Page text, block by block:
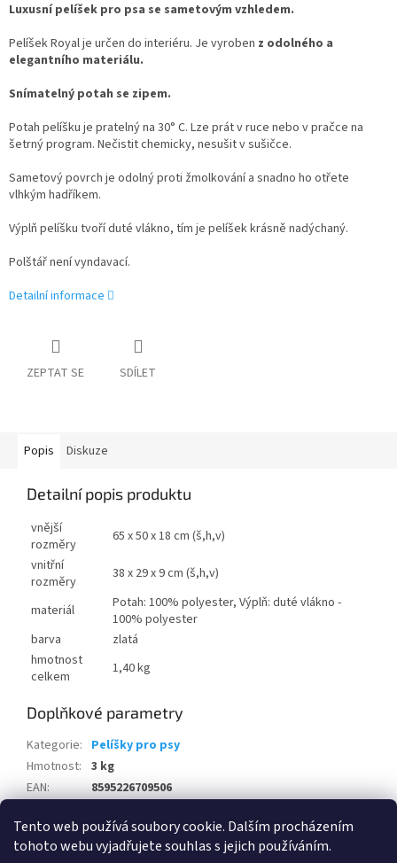
Tento web používá soubory cookie. Dalším procházením
tohoto webu vyjadřujete souhlas s jejich používáním.
Luxusní pelíšek pro psa se sametovým vzhledem.
Pelíšek Royal je určen do interiéru. Je vyroben z odolného a
elegantního materiálu.
Snímatelný potah se zipem.
Potah pelíšku je pratelný na 30° C. Lze prát v ruce nebo v pračce na
šetrný program. Nečistit chemicky, nesušit v sušičce.
Sametový povrch je odolný proti žmolkování a snadno ho otřete
vlhkým hadříkem.
Výplň pelíšku tvoří duté vlákno, tím je pelíšek krásně nadýchaný.
Polštář není vyndavací.
Detailní informace
ZEPTAT SE SDÍLET
Popis Diskuze
Detailní popis produktu
vnější
rozměry
65 x 50 x 18 cm (š,h,v)
vnitřní
rozměry
38 x 29 x 9 cm (š,h,v)
materiál
Potah: 100% polyester, Výplň: duté vlákno -
100% polyester
barva
zlatá
hmotnost
celkem
1,40 kg
Doplňkové parametry
Kategorie: Pelíšky pro psy
Hmotnost: 3 kg
EAN:
8595226709506